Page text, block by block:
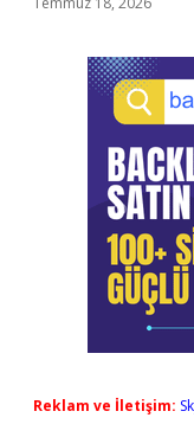
Reklam ve İletişim: